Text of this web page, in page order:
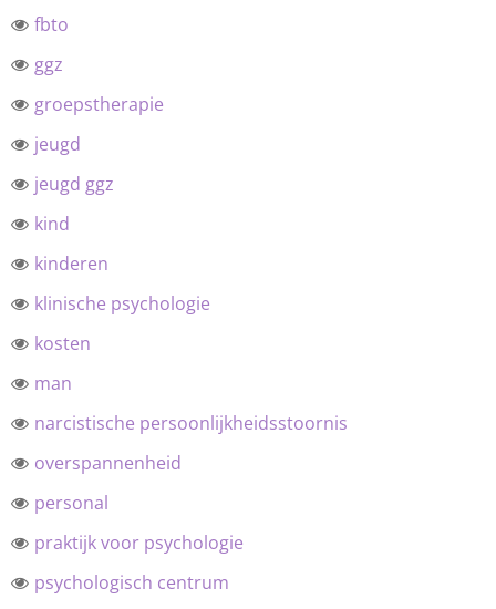
fbto
ggz
groepstherapie
jeugd
jeugd ggz
kind
kinderen
klinische psychologie
kosten
man
narcistische persoonlijkheidsstoornis
overspannenheid
personal
praktijk voor psychologie
psychologisch centrum